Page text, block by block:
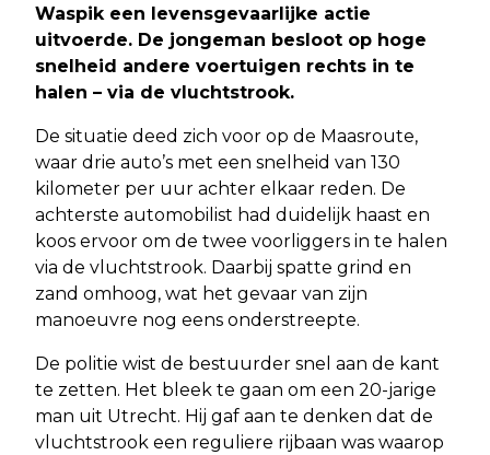
Waspik een levensgevaarlijke actie
uitvoerde. De jongeman besloot op hoge
snelheid andere voertuigen rechts in te
halen – via de vluchtstrook.
De situatie deed zich voor op de Maasroute,
waar drie auto’s met een snelheid van 130
kilometer per uur achter elkaar reden. De
achterste automobilist had duidelijk haast en
koos ervoor om de twee voorliggers in te halen
via de vluchtstrook. Daarbij spatte grind en
zand omhoog, wat het gevaar van zijn
manoeuvre nog eens onderstreepte.
De politie wist de bestuurder snel aan de kant
te zetten. Het bleek te gaan om een 20-jarige
man uit Utrecht. Hij gaf aan te denken dat de
vluchtstrook een reguliere rijbaan was waarop